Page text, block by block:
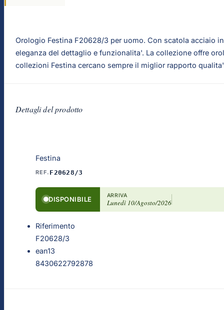
Orologio Festina F20628/3 per uomo. Con scatola acciaio
eleganza del dettaglio e funzionalita'. La collezione offre
collezioni Festina cercano sempre il miglior rapporto
Dettagli del prodotto
Festina
REF. F20628/3
DISPONIBILE ARRIVA
Lunedì 10/Agosto/2026
Riferimento
F20628/3
ean13
8430622792878